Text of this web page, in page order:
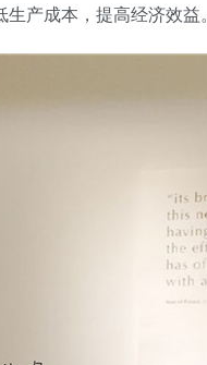
产成本，提高经济效益。